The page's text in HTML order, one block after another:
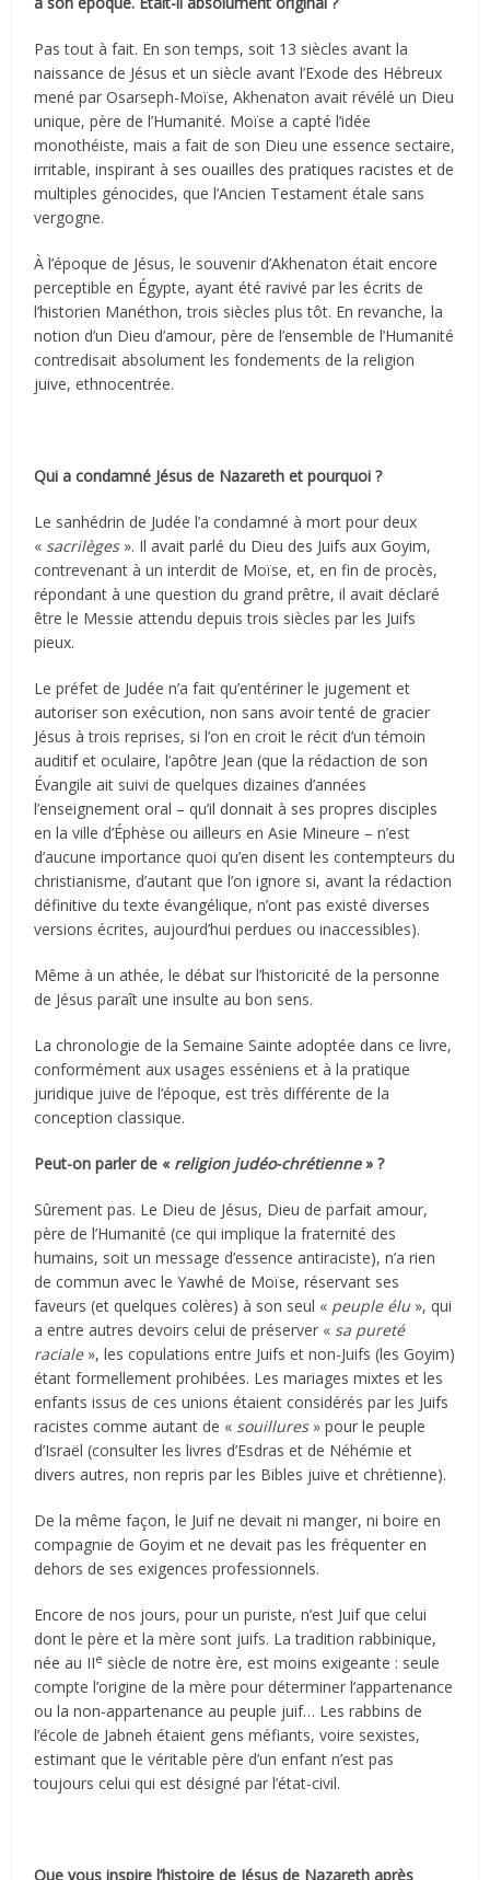
Pas tout à fait. En son temps, soit 13 siècles avant la
naissance de Jésus et un siècle avant l’Exode des Hébreux
mené par Osarseph-Moïse, Akhenaton avait révélé un Dieu
unique, père de l’Humanité. Moïse a capté l’idée
monothéiste, mais a fait de son Dieu une essence sectaire,
irritable, inspirant à ses ouailles des pratiques racistes et de
multiples génocides, que l’Ancien Testament étale sans
vergogne.
À l’époque de Jésus, le souvenir d’Akhenaton était encore
perceptible en Égypte, ayant été ravivé par les écrits de
l’historien Manéthon, trois siècles plus tôt. En revanche, la
notion d’un Dieu d’amour, père de l’ensemble de l’Humanité
contredisait absolument les fondements de la religion
juive, ethnocentrée.
Qui a condamné Jésus de Nazareth et pourquoi ?
Le sanhédrin de Judée l’a condamné à mort pour deux
« sacrilèges ». Il avait parlé du Dieu des Juifs aux Goyim,
contrevenant à un interdit de Moïse, et, en fin de procès,
répondant à une question du grand prêtre, il avait déclaré
être le Messie attendu depuis trois siècles par les Juifs
pieux.
Le préfet de Judée n’a fait qu’entériner le jugement et
autoriser son exécution, non sans avoir tenté de gracier
Jésus à trois reprises, si l’on en croit le récit d’un témoin
auditif et oculaire, l’apôtre Jean (que la rédaction de son
Évangile ait suivi de quelques dizaines d’années
l’enseignement oral – qu’il donnait à ses propres disciples
en la ville d’Éphèse ou ailleurs en Asie Mineure – n’est
d’aucune importance quoi qu’en disent les contempteurs du
christianisme, d’autant que l’on ignore si, avant la rédaction
définitive du texte évangélique, n’ont pas existé diverses
versions écrites, aujourd’hui perdues ou inaccessibles).
Même à un athée, le débat sur l’historicité de la personne
de Jésus paraît une insulte au bon sens.
La chronologie de la Semaine Sainte adoptée dans ce livre,
conformément aux usages esséniens et à la pratique
juridique juive de l’époque, est très différente de la
conception classique.
Peut-on parler de « religion judéo-chrétienne» ?
Sûrement pas. Le Dieu de Jésus, Dieu de parfait amour,
père de l’Humanité (ce qui implique la fraternité des
humains, soit un message d’essence antiraciste), n’a rien
de commun avec le Yawhé de Moïse, réservant ses
faveurs (et quelques colères) à son seul « peuple élu », qui
a entre autres devoirs celui de préserver « sa pureté
raciale», les copulations entre Juifs et non-Juifs (les Goyim)
étant formellement prohibées. Les mariages mixtes et les
enfants issus de ces unions étaient considérés par les Juifs
racistes comme autant de « souillures » pour le peuple
d’Israël (consulter les livres d’Esdras et de Néhémie et
divers autres, non repris par les Bibles juive et chrétienne).
De la même façon, le Juif ne devait ni manger, ni boire en
compagnie de Goyim et ne devait pas les fréquenter en
dehors de ses exigences professionnels.
Encore de nos jours, pour un puriste, n’est Juif que celui
dont le père et la mère sont juifs. La tradition rabbinique,
née au IIe siècle de notre ère, est moins exigeante : seule
compte l’origine de la mère pour déterminer l’appartenance
ou la non-appartenance au peuple juif… Les rabbins de
l’école de Jabneh étaient gens méfiants, voire sexistes,
estimant que le véritable père d’un enfant n’est pas
toujours celui qui est désigné par l’état-civil.
Que vous inspire l’histoire de Jésus de Nazareth après